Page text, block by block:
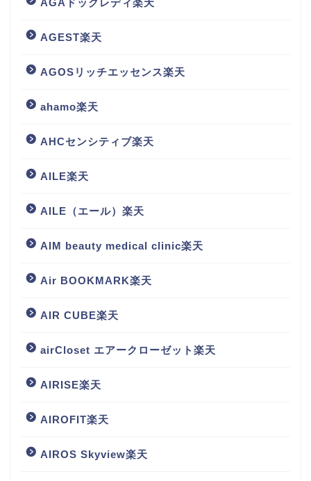
AGAドックレディ楽天
AGEST楽天
AGOSリッチエッセンス楽天
ahamo楽天
AHCセンシティブ楽天
AILE楽天
AILE（エール）楽天
AIM beauty medical clinic楽天
Air BOOKMARK楽天
AIR CUBE楽天
airCloset エアークローゼット楽天
AIRISE楽天
AIROFIT楽天
AIROS Skyview楽天